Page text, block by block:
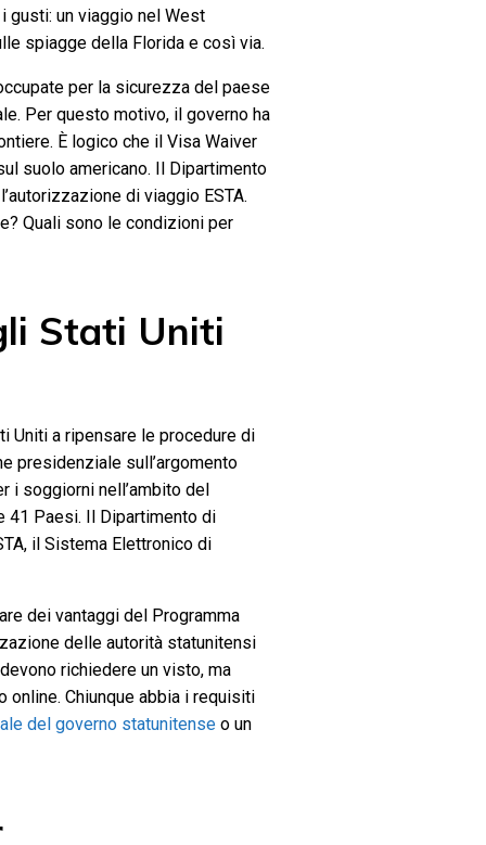
gusti: un viaggio nel West
spiagge della Florida e così via.
per la sicurezza del paese
Per questo motivo, il governo ha
È logico che il Visa Waiver
suolo americano. Il Dipartimento
di viaggio ESTA.
Quali sono le condizioni per
Stati Uniti
Uniti a ripensare le procedure di
presidenziale sull’argomento
i soggiorni nell’ambito del
41 Paesi. Il Dipartimento di
il Sistema Elettronico di
dei vantaggi del Programma
delle autorità statunitensi
richiedere un visto, ma
online. Chiunque abbia i requisiti
del governo statunitense o un